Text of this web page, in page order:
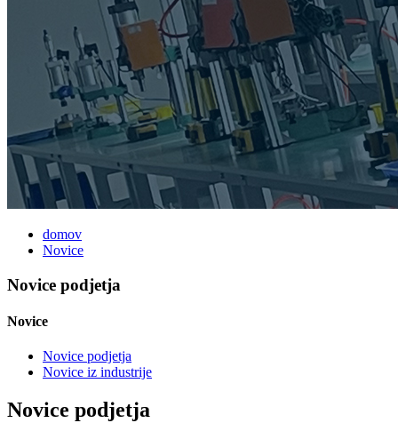
domov
Novice
Novice podjetja
Novice
Novice podjetja
Novice iz industrije
Novice podjetja